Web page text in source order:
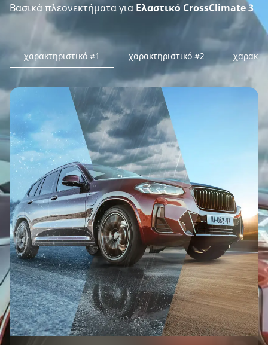
Βασικά πλεονεκτήματα για Ελαστικό CrossClimate 3
χαρακτηριστικό #1 χαρακτηριστικό #2